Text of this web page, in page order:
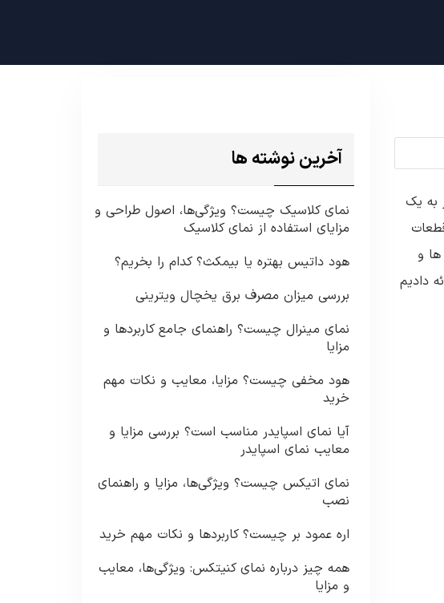
به یک
و
دادیم
آخرین نوشته ها
نمای کلاسیک چیست؟ ویژگی‌ها، اصول طراحی و
مزایای استفاده از نمای کلاسیک
هود داتیس بهتره یا بیمکث؟ کدام را بخریم؟
بررسی میزان مصرف برق یخچال ویترینی
نمای مینرال چیست؟ راهنمای جامع کاربردها و
مزایا
هود مخفی چیست؟ مزایا، معایب و نکات مهم
خرید
آیا نمای اسپایدر مناسب است؟ بررسی مزایا و
معایب نمای اسپایدر
نمای اتیکس چیست؟ ویژگی‌ها، مزایا و راهنمای
نصب
اره عمود بر چیست؟ کاربردها و نکات مهم خرید
همه چیز درباره نمای کنیتکس: ویژگی‌ها، معایب
و مزایا